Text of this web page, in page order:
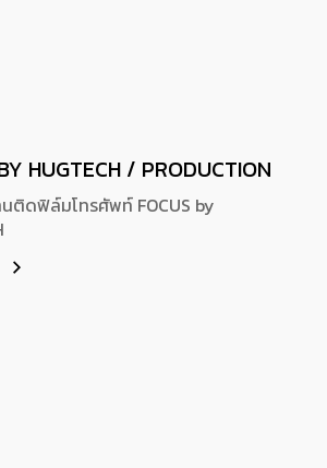
HUGTECH / PRODUCTION
ติดฟิล์มโทรศัพท์ FOCUS by